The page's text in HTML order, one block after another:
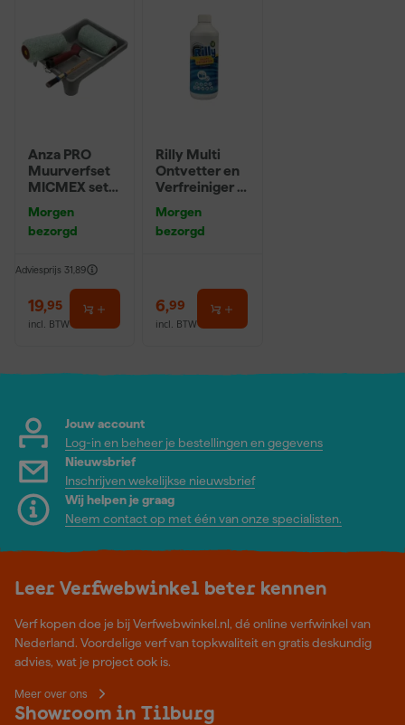
worden. Als er toch iets mis is gegaan met de kleur, kun je altijd
contact opnemen met de klantenservice. Dat lossen we graag
voor je op. Wil je zakelijk bestellen? Lees dan hier verder over
zakelijk bestellen
Anza PRO
Muurverfset
MICMEX set
Morgen
bezorgd
Adviesprijs 31,89
19,95
incl. BTW
Rilly Multi
Ontvetter en
Verfreiniger –
Morgen
bezorgd
6,99
incl. BTW
Jouw account
Log-in en beheer je bestellingen en gegevens
Nieuwsbrief
Inschrijven wekelijkse nieuwsbrief
Wij helpen je graag
Neem contact op met één van onze specialisten.
Leer Verfwebwinkel beter kennen
Verf kopen doe je bij Verfwebwinkel.nl, dé online verfwinkel van
Nederland. Voordelige verf van topkwaliteit en gratis deskundig
advies, wat je project ook is.
Meer over ons
Showroom in Tilburg